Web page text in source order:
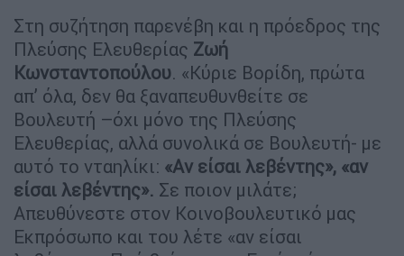
Στη συζήτηση παρενέβη και η πρόεδρος της
Πλεύσης Ελευθερίας Ζωή
Κωνσταντοπούλου. «Κύριε Βορίδη, πρώτα
απ’ όλα, δεν θα ξαναπευθυνθείτε σε
Βουλευτή –όχι μόνο της Πλεύσης
Ελευθερίας, αλλά συνολικά σε Βουλευτή- με
αυτό το νταηλίκι: «Αν είσαι λεβέντης», «αν
είσαι λεβέντης». Σε ποιον μιλάτε;
Απευθύνεστε στον Κοινοβουλευτικό μας
Εκπρόσωπο και του λέτε «αν είσαι